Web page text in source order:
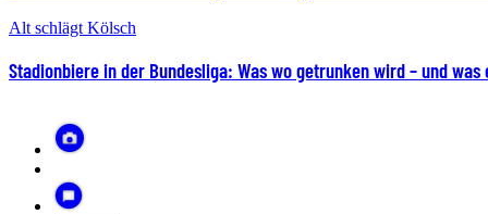
Alt schlägt Kölsch
Stadionbiere in der Bundesliga: Was wo getrunken wird – und